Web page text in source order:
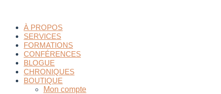
À PROPOS
SERVICES
FORMATIONS
CONFÉRENCES
BLOGUE
CHRONIQUES
BOUTIQUE
Mon compte